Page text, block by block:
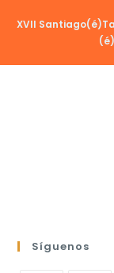
XVII
Síguenos